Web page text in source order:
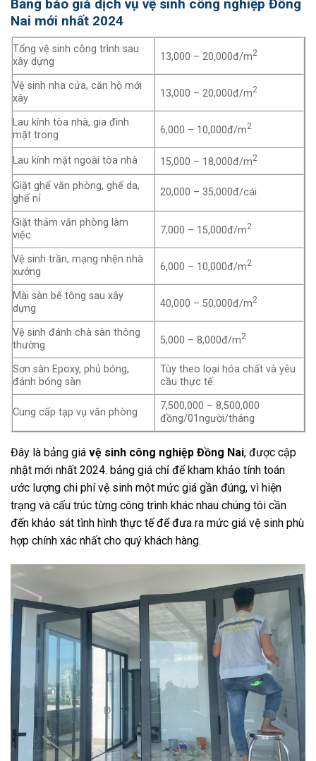
Bảng báo giá dịch vụ vệ sinh công nghiệp Đồng
Nai mới nhất 2024
Tổng vệ sinh công trình sau
xây dựng
13,000 – 20,000đ/m2
Vệ sinh nha cửa, căn hộ mới
xây
13,000 – 20,000đ/m2
Lau kính tòa nhà, gia đình
mặt trong
6,000 – 10,000đ/m2
Lau kính mặt ngoài tòa nhà 15,000 – 18,000đ/m2
Giặt ghế văn phòng, ghế da,
ghế nỉ
20,000 – 35,000đ/cái
Giặt thảm văn phòng làm
việc
7,000 – 15,000đ/m2
Vệ sinh trần, mạng nhện nhà
xưởng
6,000 – 10,000đ/m2
Mài sàn bê tông sau xây
dựng
40,000 – 50,000đ/m2
Vệ sinh đánh chà sàn thông
thường
5,000 – 8,000đ/m2
Sơn sàn Epoxy, phủ bóng,
đánh bóng sàn
Tùy theo loại hóa chất và yêu
cầu thực tế.
Cung cấp tạp vụ văn phòng
7,500,000 – 8,500,000
đồng/01người/tháng
Đây là bảng giá vệ sinh công nghiệp Đồng Nai, được cập
nhật mới nhất 2024. bảng giá chỉ để kham khảo tính toán
ước lượng chi phí vệ sinh một mức giá gần đúng, vì hiện
trạng và cấu trúc từng công trình khác nhau chúng tôi cần
đến khảo sát tình hình thực tế để đưa ra mức giá vệ sinh phù
hợp chính xác nhất cho quý khách hàng.